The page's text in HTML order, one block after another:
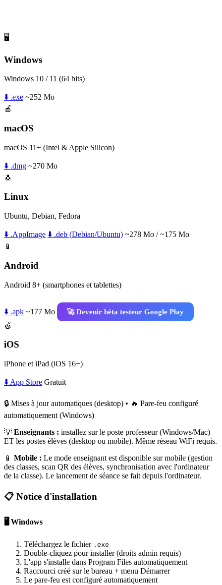
🖥️
Windows
Windows 10 / 11 (64 bits)
⬇️ .exe ~252 Mo
🍎
macOS
macOS 11+ (Intel & Apple Silicon)
⬇️ .dmg ~270 Mo
🐧
Linux
Ubuntu, Debian, Fedora
⬇️ .AppImage ⬇️ .deb (Debian/Ubuntu) ~278 Mo / ~175 Mo
📱
Android
Android 8+ (smartphones et tablettes)
⬇️ .apk ~177 Mo
🚀 Devenir bêta testeur Google Play
🍏
iOS
iPhone et iPad (iOS 16+)
⬇️ App Store Gratuit
🔒 Mises à jour automatiques (desktop) • 🔥 Pare-feu configuré
automatiquement (Windows)
💡 Enseignants : installez sur le poste professeur (Windows/Mac)
ET les postes élèves (desktop ou mobile). Même réseau WiFi requis.
📱 Mobile : Le mode enseignant est disponible sur mobile (gestion
des classes, scan QR des élèves, synchronisation avec l'ordinateur
de la classe). Le lancement de séance se fait depuis l'ordinateur.
📋 Notice d'installation
🖥️ Windows
Téléchargez le fichier .exe
Double-cliquez pour installer (droits admin requis)
L'app s'installe dans Program Files automatiquement
Raccourci créé sur le bureau + menu Démarrer
Le pare-feu est configuré automatiquement